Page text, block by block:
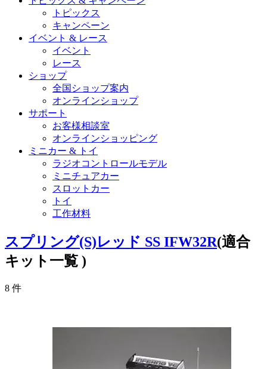
トピックス
キャンペーン
イベント & レース
イベント
レース
ショップ
全国ショップ案内
オンラインショップ
サポート
お客様相談室
オンラインショッピング
ミニカー & トイ
ラジオコントロールモデル
ミニチュアカー
スロットカー
トイ
工作材料
スプリング(S)レッド SS IFW32R(適合
キット一覧 )
8 件